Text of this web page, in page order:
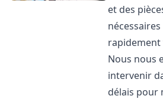
et des
rapidement
Nous nous
intervenir
délais pour